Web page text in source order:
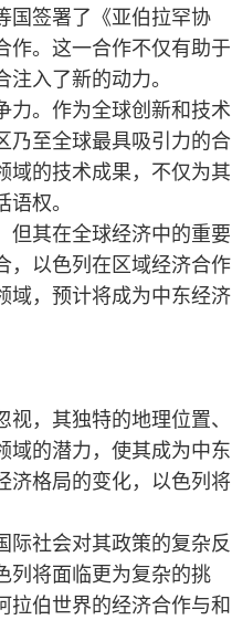
国签署了《亚伯拉罕协
作。这一合作不仅有助于
入了新的动力。
力。作为全球创新和技术
乃至全球最具吸引力的合
域的技术成果，不仅为其
权。
但其在全球经济中的重要
，以色列在区域经济合作
域，预计将成为中东经济
，其独特的地理位置、
域的潜力，使其成为中东
济格局的变化，以色列将
际社会对其政策的复杂反
列将面临更为复杂的挑
拉伯世界的经济合作与和